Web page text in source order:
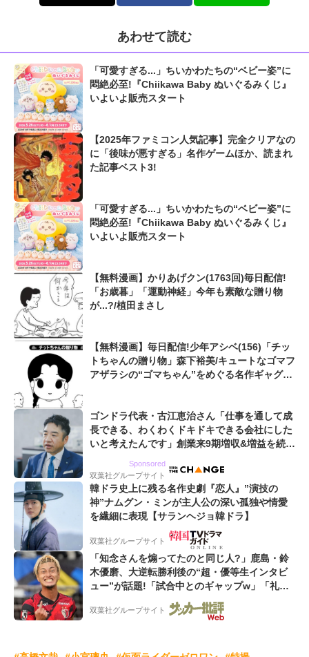
あわせて読む
「可愛すぎる...」ちいかわたちの“ベビー姿”に
悶絶必至!『Chiikawa Baby ぬいぐるみくじ』
いよいよ販売スタート
【2025年ファミコン人気記事】完全クリアなの
に「後味が悪すぎる」名作ゲームほか、読まれ
た記事ベスト3!
「可愛すぎる...」ちいかわたちの“ベビー姿”に
悶絶必至!『Chiikawa Baby ぬいぐるみくじ』
いよいよ販売スタート
【無料漫画】かりあげクン(1763回)毎日配信!
「お歳暮」「運動神経」今年も素敵な贈り物
が...?/植田まさし
【無料漫画】毎日配信!少年アシベ(156)「チッ
トちゃんの贈り物」森下裕美/キュートなゴマフ
アザラシの“ゴマちゃん”をめぐる名作ギャグ4
ゴンドラ代表・古江恵治さん「仕事を通して成
長できる、わくわくドキドキできる会社にした
いと考えたんです」創業来9期増収&増益を続け
Sponsored
双葉社グループサイト
韓ドラ史上に残る名作史劇『恋人』”演技の
神”ナムグン・ミンが主人公の深い孤独や情愛
を繊細に表現【サランヘジョ韓ドラ】
双葉社グループサイト
「知念さんを煽ってたのと同じ人?」鹿島・鈴
木優磨、大逆転勝利後の“超・優等生インタビ
ュー”が話題!「試合中とのギャップw」「礼儀
正しいイケメンやな」
双葉社グループサイト